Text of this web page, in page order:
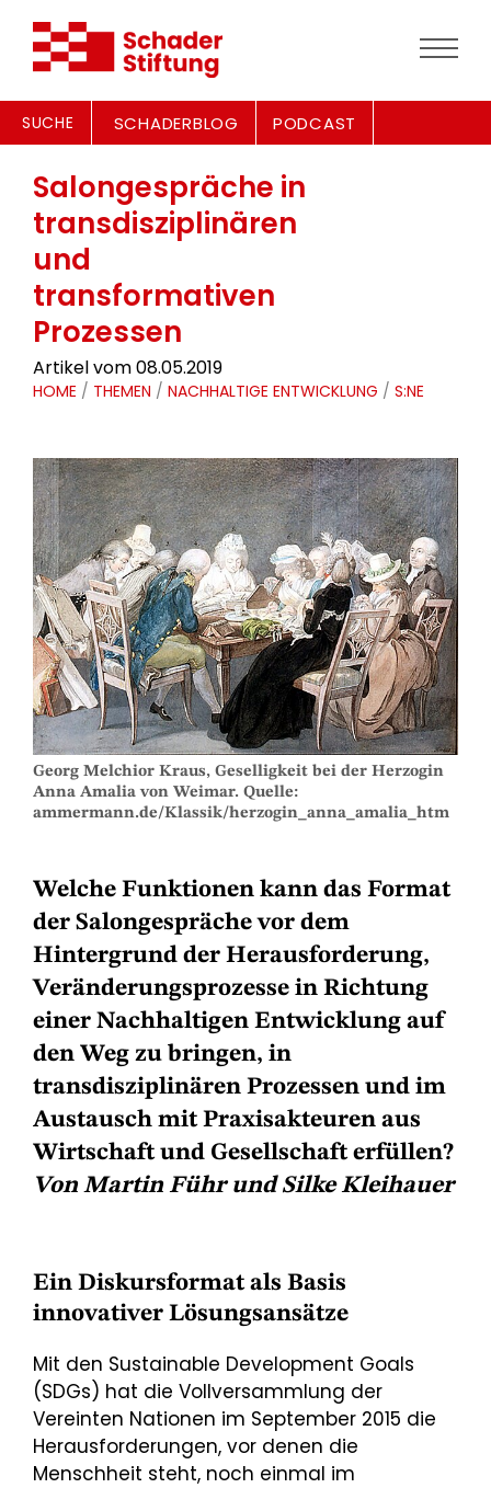
SUCHE SCHADERBLOG PODCAST
Salongespräche in
transdisziplinären
und
transformativen
Prozessen
Artikel vom 08.05.2019
HOME / THEMEN / NACHHALTIGE ENTWICKLUNG / S:NE
Georg Melchior Kraus, Geselligkeit bei der Herzogin
Anna Amalia von Weimar. Quelle:
ammermann.de/Klassik/herzogin_anna_amalia_htm
Welche Funktionen kann das Format
der Salongespräche vor dem
Hintergrund der Herausforderung,
Veränderungsprozesse in Richtung
einer Nachhaltigen Entwicklung auf
den Weg zu bringen, in
transdisziplinären Prozessen und im
Austausch mit Praxisakteuren aus
Wirtschaft und Gesellschaft erfüllen?
Von Martin Führ und Silke Kleihauer
Ein Diskursformat als Basis
innovativer Lösungsansätze
Mit den Sustainable Development Goals
(SDGs) hat die Vollversammlung der
Vereinten Nationen im September 2015 die
Herausforderungen, vor denen die
Menschheit steht, noch einmal im